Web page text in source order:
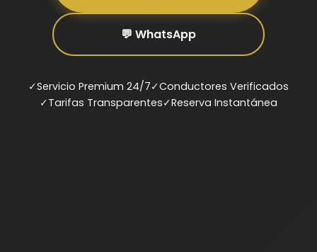
💬 WhatsApp
✓Servicio Premium 24/7✓Conductores Verificados
✓Tarifas Transparentes✓Reserva Instantánea